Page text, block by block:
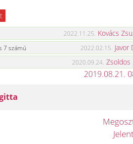
2022.11.25. Kovács
7 számú 2022.02.15. Javor
2020.09.24. Zsoldos
2019.08.21.